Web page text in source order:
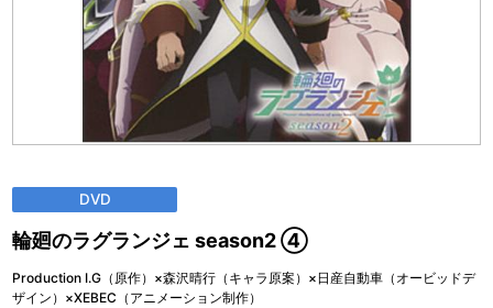
DVD
輪廻のラグランジェ season2 ④
Production I.G（原作）×森沢晴行（キャラ原案）×日産自動車（オービッドデ
ザイン）×XEBEC（アニメーション制作）